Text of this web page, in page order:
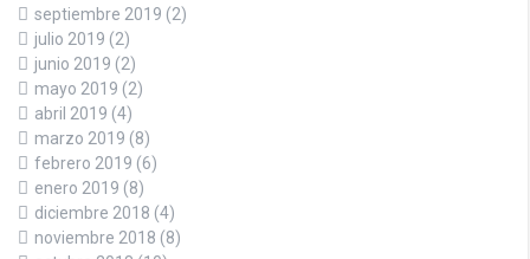
septiembre 2019 (2)
julio 2019 (2)
junio 2019 (2)
mayo 2019 (2)
abril 2019 (4)
marzo 2019 (8)
febrero 2019 (6)
enero 2019 (8)
diciembre 2018 (4)
noviembre 2018 (8)